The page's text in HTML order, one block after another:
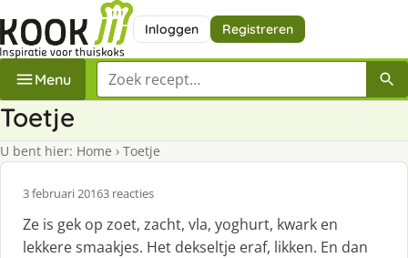
Inloggen Registreren
Menu Zoek een recept
Toetje
U bent hier: Home › Toetje
3 februari 20163 reacties
Ze is gek op zoet, zacht, vla, yoghurt, kwark en
lekkere smaakjes. Het dekseltje eraf, likken. En dan